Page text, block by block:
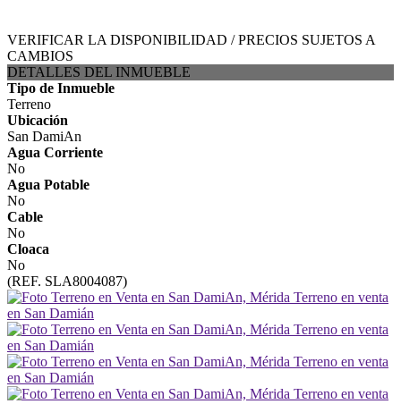
VERIFICAR LA DISPONIBILIDAD / PRECIOS SUJETOS A
CAMBIOS
DETALLES DEL INMUEBLE
Tipo de Inmueble
Terreno
Ubicación
San DamiAn
Agua Corriente
No
Agua Potable
No
Cable
No
Cloaca
No
(REF. SLA8004087)